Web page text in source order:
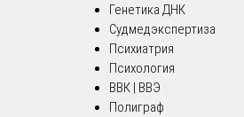
Генетика ДНК
Судмедэкспертиза
Психиатрия
Психология
ВВК | ВВЭ
Полиграф